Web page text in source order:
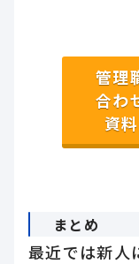
管理
合わ
資
まとめ
最近では新人